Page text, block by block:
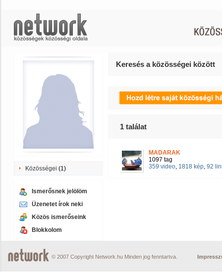
Közösségei (1)
Ismerősnek jelölöm
Üzenetet írok neki
Közös ismerőseink
Blokkolom
Keresés a közösségei között
1 találat
MADARAK
1097 tag
359 video, 1818 kép, 92
© 2007 Copyright Network.hu Minden jog fenntartva.